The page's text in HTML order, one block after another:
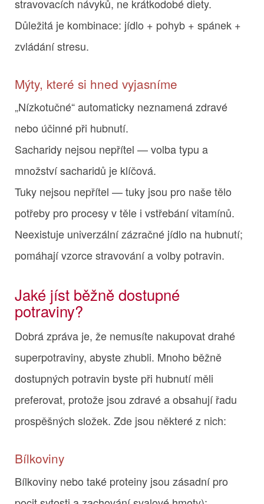
stravovacích návyků, ne krátkodobé diety.
Důležitá je kombinace: jídlo + pohyb + spánek +
zvládání stresu.
Mýty, které si hned vyjasníme
„Nízkotučné“ automaticky neznamená zdravé
nebo účinné při hubnutí.
Sacharidy nejsou nepřítel — volba typu a
množství sacharidů je klíčová.
Tuky nejsou nepřítel — tuky jsou pro naše tělo
potřeby pro procesy v těle i vstřebání vitamínů.
Neexistuje univerzální zázračné jídlo na hubnutí;
pomáhají vzorce stravování a volby potravin.
Jaké jíst běžně dostupné
potraviny?
Dobrá zpráva je, že nemusíte nakupovat drahé
superpotraviny, abyste zhubli. Mnoho běžně
dostupných potravin byste při hubnutí měli
preferovat, protože jsou zdravé a obsahují řadu
prospěšných složek. Zde jsou některé z nich:
Bílkoviny
Bílkoviny nebo také proteiny jsou zásadní pro